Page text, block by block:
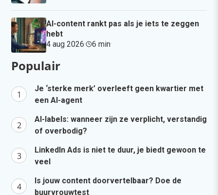
AI-content rankt pas als je iets te zeggen
hebt
4 aug 2026· 6 min·
Populair
Je ‘sterke merk’ overleeft geen kwartier met
een AI-agent
AI-labels: wanneer zijn ze verplicht, verstandig
of overbodig?
LinkedIn Ads is niet te duur, je biedt gewoon te
veel
Is jouw content doorvertelbaar? Doe de
buurvrouwtest